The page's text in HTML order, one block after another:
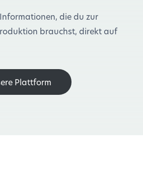
die du zur
brauchst, direkt auf
Plattform